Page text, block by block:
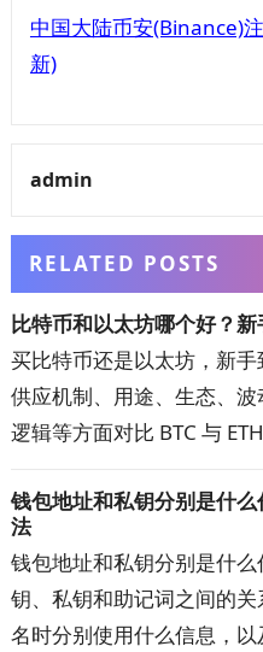
中国大陆币安(Binance)
新)
admin
RELATED POSTS
比特币和以太坊哪个好？新
买比特币还是以太坊，新手
供应机制、用途、生态、
逻辑等方面对比 BTC 与
钱包地址和私钥分别是什
法
钱包地址和私钥分别是什
钥、私钥和助记词之间的
名时分别使用什么信息，